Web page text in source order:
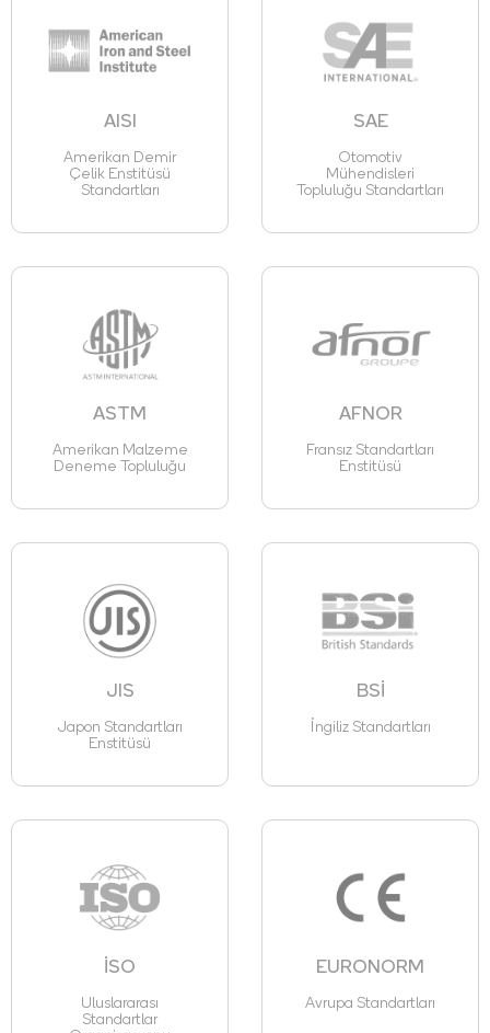
AISI
Amerikan Demir
Çelik Enstitüsü
Standartları
SAE
Otomotiv
Mühendisleri
Topluluğu Standartları
ASTM
Amerikan Malzeme
Deneme Topluluğu
AFNOR
Fransız Standartları
Enstitüsü
JIS
Japon Standartları
Enstitüsü
BSİ
İngiliz Standartları
İSO
Uluslararası
Standartlar
EURONORM
Avrupa Standartları